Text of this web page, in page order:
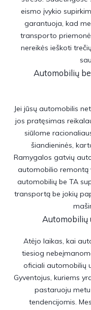
eismo įvykio
garantuoja, kad
transporto
nereikės ieškoti
Automobilių
Jei jūsų automobilis
jos pratęsimas
siūlome
šiandieninės,
Ramygalos gatvių
automobilio remontą
automobilių be TA
transportą be jokių
Automobilių
Atėjo laikas, kai
tiesiog
oficiali automobilių
Gyventojus, kuriems
pastaruoju
tendencijomis.